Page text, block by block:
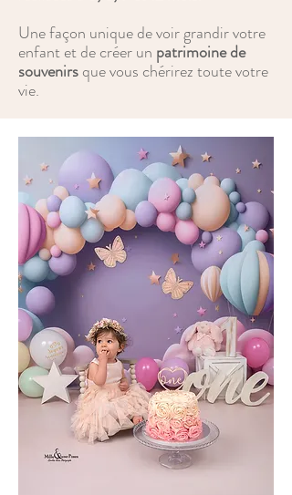
Une façon unique de voir grandir votre
enfant et de créer un patrimoine de
souvenirsque vous chérirez toute votre
vie.